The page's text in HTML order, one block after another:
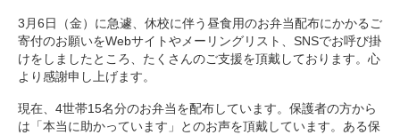
3月6日（金）に急遽、休校に伴う昼食用のお弁当配布にかかるご
寄付のお願いをWebサイトやメーリングリスト、SNSでお呼び掛
けをしましたところ、たくさんのご支援を頂戴しております。心
より感謝申し上げます。
現在、4世帯15名分のお弁当を配布しています。保護者の方から
は「本当に助かっています」とのお声を頂戴しています。ある保